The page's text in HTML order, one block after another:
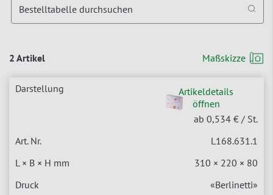
2 Artikel Maßskizze
Bestelltabelle durchsuchen
Artikeldetails
öffnen
ab 0,534 € / St.
L168.631.1
310 × 220 × 80
«Berlinetti»